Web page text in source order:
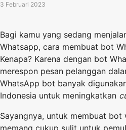
3 Februari 2023
Bagi kamu yang sedang
Whatsapp, cara membuat bot
Kenapa? Karena dengan bot
merespon pesan pelanggan
WhatsApp bot banyak
Indonesia untuk meningkatkan
Sayangnya, untuk membuat bot